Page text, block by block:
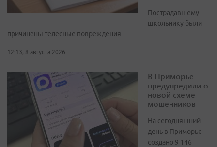
Пострадавшему
школьнику были
причинены телесные повреждения
12:13, 8 августа 2026
В Приморье
предупредили о
новой схеме
мошенников
На сегодняшний
день в Приморье
создано 9 146